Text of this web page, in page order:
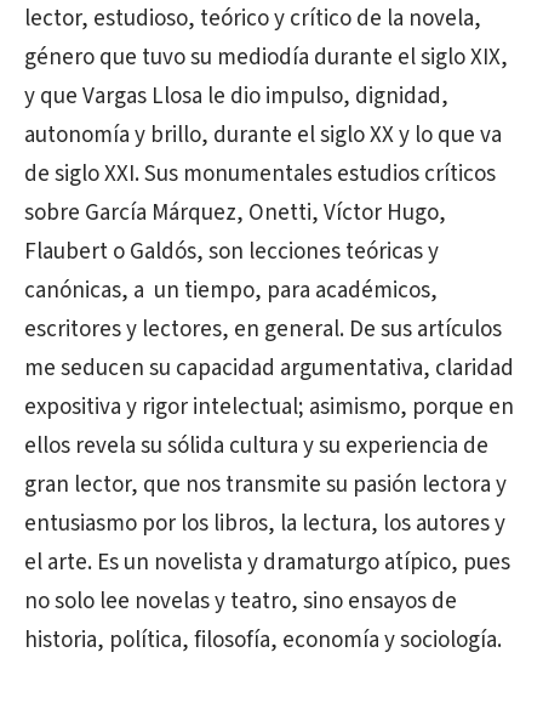
lector, estudioso, teórico y crítico de la novela,
género que tuvo su mediodía durante el siglo XIX,
y que Vargas Llosa le dio impulso, dignidad,
autonomía y brillo, durante el siglo XX y lo que va
de siglo XXI. Sus monumentales estudios críticos
sobre García Márquez, Onetti, Víctor Hugo,
Flaubert o Galdós, son lecciones teóricas y
canónicas, a un tiempo, para académicos,
escritores y lectores, en general. De sus artículos
me seducen su capacidad argumentativa, claridad
expositiva y rigor intelectual; asimismo, porque en
ellos revela su sólida cultura y su experiencia de
gran lector, que nos transmite su pasión lectora y
entusiasmo por los libros, la lectura, los autores y
el arte. Es un novelista y dramaturgo atípico, pues
no solo lee novelas y teatro, sino ensayos de
historia, política, filosofía, economía y sociología.